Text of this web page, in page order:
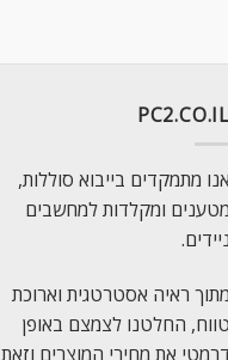
PC2.CO.IL
אנו מתמקדים בייבוא סוללות,
מטענים ומקלדות למחשבים
ניידים.
מתוך ראיה אסטרטגית וארוכת
טווח, החלטנו לצמצם באופן
דרמטי את מחירי המוצרים וזאת